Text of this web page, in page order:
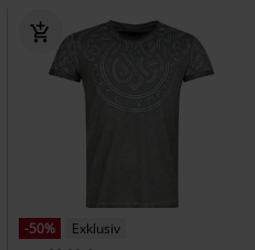
-50%
Exklusiv